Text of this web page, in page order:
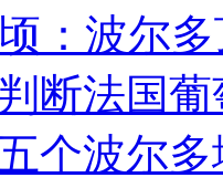
：波尔
断法国
个波尔多